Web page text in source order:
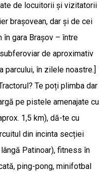
de locuitorii și vizitatorii
brașovean, dar și de cei
în gara Brașov – între
de aproximativ
parcului, în zilele noastre.]
Te poți plimba dar
pe pistele amenajate cu
1,5 km), dă-te cu
din incinta secției
Patinoar), fitness în
ping-pong, minifotbal